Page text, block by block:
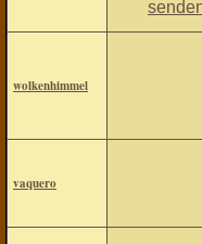
wolkenhimmel
vaquero